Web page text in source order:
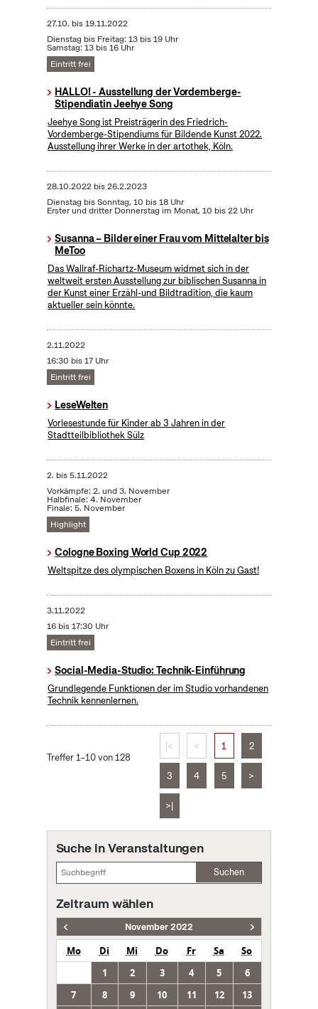
27.10. bis19.11.2022
Dienstag bis Freitag: 13 bis 19 Uhr
Samstag: 13 bis 16 Uhr
Eintritt frei
HALLO! - Ausstellung der Vordemberge-
Stipendiatin Jeehye Song
Jeehye Song ist Preisträgerin des Friedrich-
Vordemberge-Stipendiums für Bildende Kunst 2022.
Ausstellung ihrer Werke in der artothek, Köln.
28.10.2022bis26.2.2023
Dienstag bis Sonntag, 10 bis 18 Uhr
Erster und dritter Donnerstag im Monat, 10 bis 22 Uhr
Susanna – Bilder einer Frau vom Mittelalter bis
MeToo
Das Wallraf-Richartz-Museum widmet sich in der
weltweit ersten Ausstellung zur biblischen Susanna in
der Kunst einer Erzähl-und Bildtradition, die kaum
aktueller sein könnte.
2.11.2022
16:30 bis 17 Uhr
Eintritt frei
LeseWelten
Vorlesestunde für Kinder ab 3 Jahren in der
Stadtteilbibliothek Sülz
2. bis5.11.2022
Vorkämpfe: 2. und 3. November
Halbfinale: 4. November
Finale: 5. November
Highlight
Cologne Boxing World Cup 2022
Weltspitze des olympischen Boxens in Köln zu Gast!
3.11.2022
16 bis 17:30 Uhr
Eintritt frei
Social-Media-Studio: Technik-Einführung
Grundlegende Funktionen der im Studio vorhandenen
Technik kennenlernen.
Treffer 1–10 von 128
|< < 1 2
3 4 5 >
>|
Suche in Veranstaltungen
Suchen
Zeitraum wählen
November 2022
Mo Di Mi Do Fr Sa
So
1
2 3 4 5
6
7
8 9 10 11 12
13